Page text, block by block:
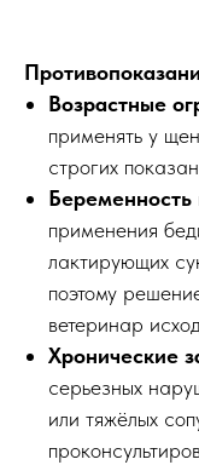
Возрастные
применять у
строгих
Беременность
применения
лактирующих
поэтому
ветеринар
Хронические
серьезных
или тяжёлых